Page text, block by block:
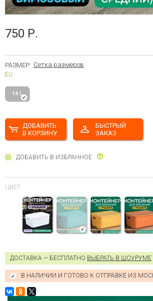
750 Р.
РАЗМЕР: Сетка размеров
EU
14 L
ДОБАВИТЬ
В КОРЗИНУ
БЫСТРЫЙ
ЗАКАЗ
ДОБАВИТЬ В ИЗБРАННОЕ
ЦВЕТ
ДОСТАВКА — БЕСПЛАТНО ВЫБРАТЬ В ШОУРУМЕ
В НАЛИЧИИ И ГОТОВО К ОТПРАВКЕ ИЗ